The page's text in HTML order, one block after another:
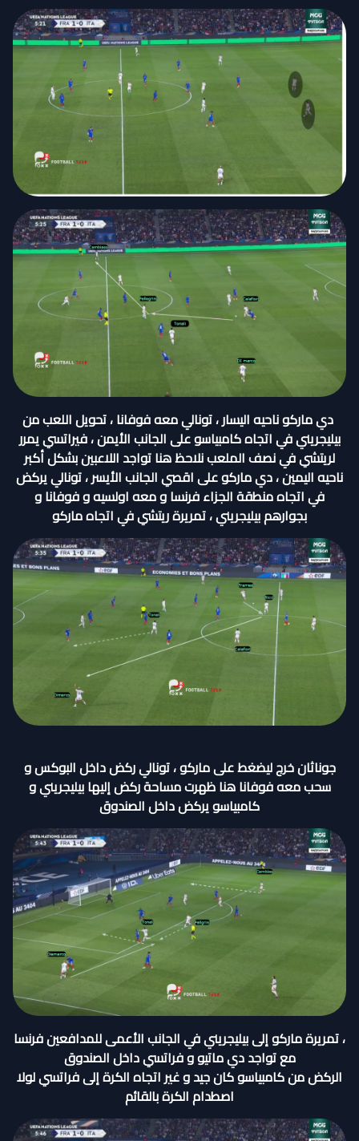
دي ماركو ناحيه اليسار ، تونالي معه فوفانا ، تحويل اللعب من
بيليجريني في اتجاه كامبياسو على الجانب الأيمن ، فيراتسي يمرر
لريتشي في نصف الملعب نلاحظ هنا تواجد اللاعبين بشكل أكبر
ناحيه اليمين ، دي ماركو على اقصي الجانب الأيسر ، تونالي يركض
في اتجاه منطقة الجزاء فرنسا و معه اولسيه و فوفانا و
بجوارهم بيليجريني ، تمريرة ريتشي في اتجاه ماركو
جوناثان خرج ليضغط على ماركو ، تونالي ركض داخل البوكس و
سحب معه فوفانا هنا ظهرت مساحة ركض إليها بيليجريني و
كامبياسو يركض داخل الصندوق
، تمريرة ماركو إلى بيليجريني في الجانب الأعمى للمدافعين فرنسا
مع تواجد دي ماتيو و فراتسي داخل الصندوق
الركض من كامبياسو كان جيد و غير اتجاه الكرة إلى فراتسي لولا
اصطدام الكرة بالقائم